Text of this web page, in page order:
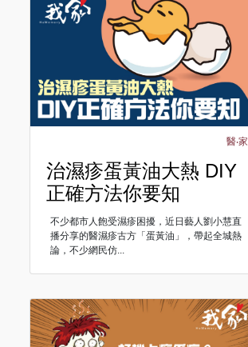
醫‧家
治濕疹蛋黃油大熱 DIY
正確方法你要知
不少都市人飽受濕疹困擾，近日藝人劉小慧直
播分享的醫濕疹古方「蛋黃油」，帶起全城熱
論，不少網民仿...